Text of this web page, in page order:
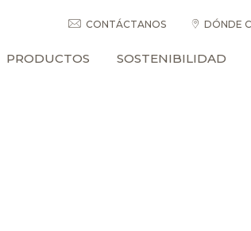
CONTÁCTANOS DÓNDE
PRODUCTOS SOSTENIBILIDAD